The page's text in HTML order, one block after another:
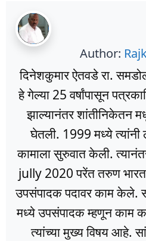
Author:
दिनेशकुमार ऐतवडे रा.
हे गेल्या 25 वर्षांपासून
झाल्यानंतर शांतीनिकेतन
घेतली. 1999 मध्ये
कामाला सुरुवात केली.
jully 2020 परेंत तरुण भारत
उपसंपादक पदावर काम केले.
मध्ये उपसंपादक म्हणून काम
त्यांच्या मुख्य विषय आहे.